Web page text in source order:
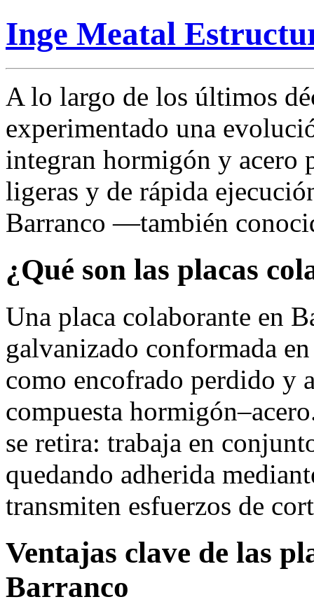
Inge Meatal
A lo largo de los últimos
experimentado una
integran hormigón y acero
ligeras y de rápida
Barranco —también
¿Qué son las placas
Una placa colaborante en
galvanizado conformada
como encofrado perdido y
compuesta
se retira: trabaja en
quedando adherida
transmiten esfuerzos de
Ventajas clave de las
Barranco